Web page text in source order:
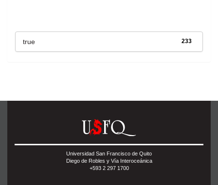
233
true
Universidad San Francisco de Quito
Diego de Robles y Vía Interoceánica
+593 2 297 1700